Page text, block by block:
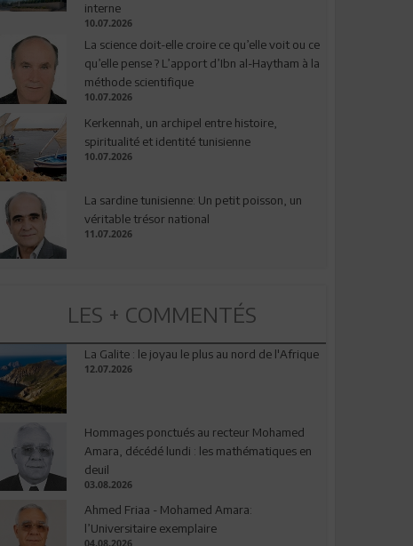
interne
10.07.2026
La science doit-elle croire ce qu’elle voit ou ce
qu’elle pense ? L’apport d’Ibn al-Haytham à la
méthode scientifique
10.07.2026
Kerkennah, un archipel entre histoire,
spiritualité et identité tunisienne
10.07.2026
La sardine tunisienne: Un petit poisson, un
véritable trésor national
11.07.2026
LES + COMMENTÉS
La Galite : le joyau le plus au nord de l'Afrique
12.07.2026
Hommages ponctués au recteur Mohamed
Amara, décédé lundi : les mathématiques en
deuil
03.08.2026
Ahmed Friaa - Mohamed Amara:
l’Universitaire exemplaire